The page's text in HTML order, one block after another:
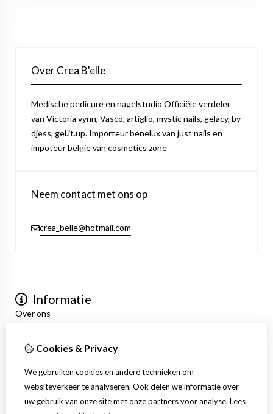
Over Crea B'elle
Medische pedicure en nagelstudio Officiële verdeler
van Victoria vynn, Vasco, artiglio, mystic nails, gelacy, by
djess, gel.it.up. Importeur benelux van just nails en
impoteur belgie van cosmetics zone
Neem contact met ons op
crea_belle@hotmail.com
Informatie
Over ons
Algemene voorwaarden
Mijn account
Inloggen
Bestelhistorie
Verlanglijst
Cookies & Privacy
We gebruiken cookies en andere technieken om
websiteverkeer te analyseren. Ook delen we informatie over
uw gebruik van onze site met onze partners voor analyse. Lees